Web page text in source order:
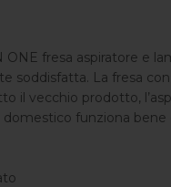
fresa aspiratore e
soddisfatta. La fresa
il vecchio prodotto,
domestico funziona bene